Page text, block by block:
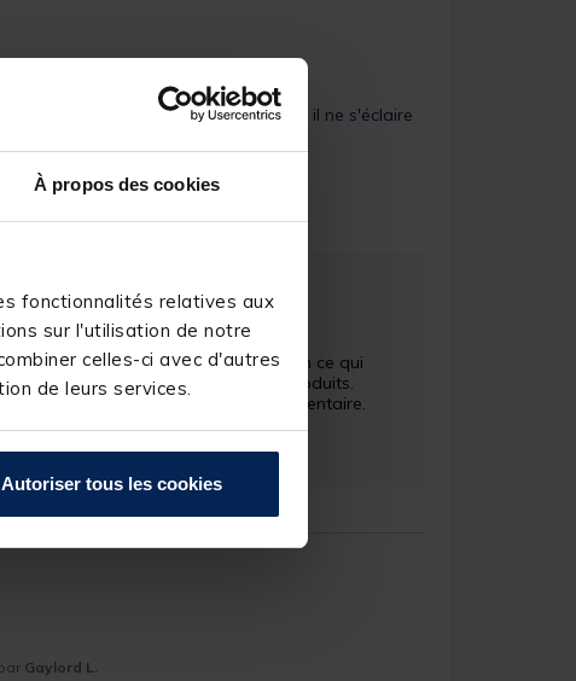
À propos des cookies
fonctionnalités relatives aux
sur l'utilisation de notre
celles-ci avec d'autres
de leurs services.
Autoriser tous les cookies
déjà ça le principal mais par contre il ne s'éclaire
Nous sommes désolés
à vos attentes, notamment en ce qui
nous permettra d'améliorer nos produits.
ou besoin d'assistance supplémentaire.
Gaylord L.